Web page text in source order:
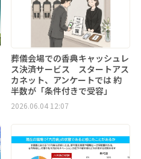
葬儀会場での香典キャッシュレ
ス決済サービス スタートアス
カネット、アンケートでは 約
半数が「条件付きで受容」
2026.06.04 12:07